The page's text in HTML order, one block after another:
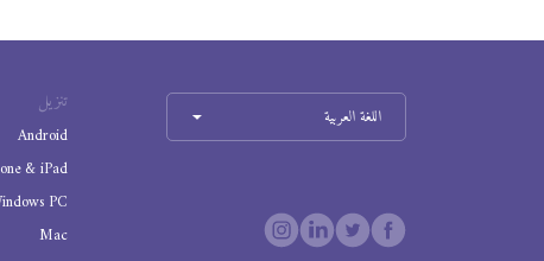
تنزيل
Android
& iPad
PC
Mac
اللغة العربية